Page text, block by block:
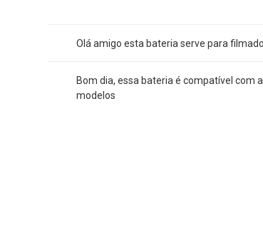
Olá amigo esta bateria serve para
Bom dia, essa bateria é compatível com
modelos